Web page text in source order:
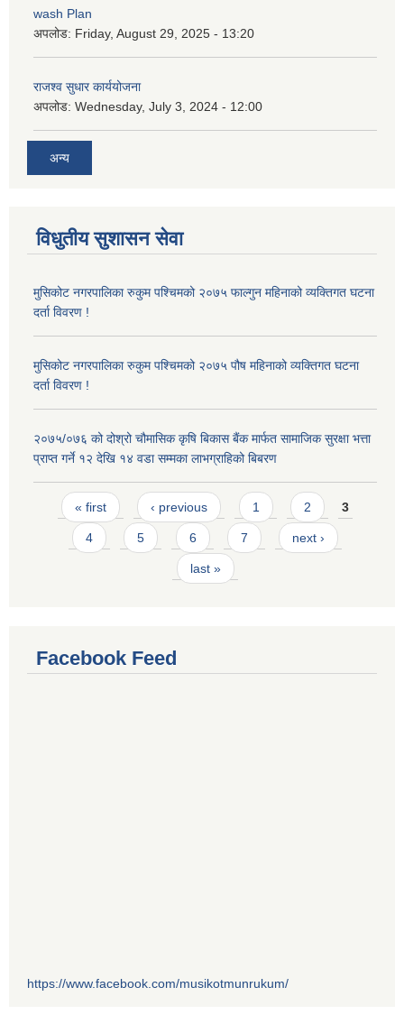
wash Plan
अपलोड: Friday, August 29, 2025 - 13:20
राजश्व सुधार कार्ययोजना
अपलोड: Wednesday, July 3, 2024 - 12:00
अन्य
विधुतीय सुशासन सेवा
मुसिकोट नगरपालिका रुकुम पश्चिमको २०७५ फाल्गुन महिनाको व्यक्तिगत घटना
दर्ता विवरण !
मुसिकोट नगरपालिका रुकुम पश्चिमको २०७५ पौष महिनाको व्यक्तिगत घटना
दर्ता विवरण !
२०७५/०७६ को दोश्रो चौमासिक कृषि बिकास बैंक मार्फत सामाजिक सुरक्षा भत्ता
प्राप्त गर्ने १२ देखि १४ वडा सम्मका लाभग्राहिको बिबरण
Pages
« first ‹ previous 1 2 3
4 5 6 7 next ›
last »
Facebook Feed
https://www.facebook.com/musikotmunrukum/